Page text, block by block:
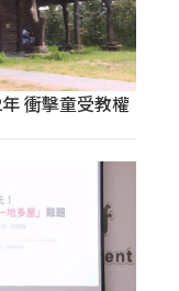
衝擊童受教權